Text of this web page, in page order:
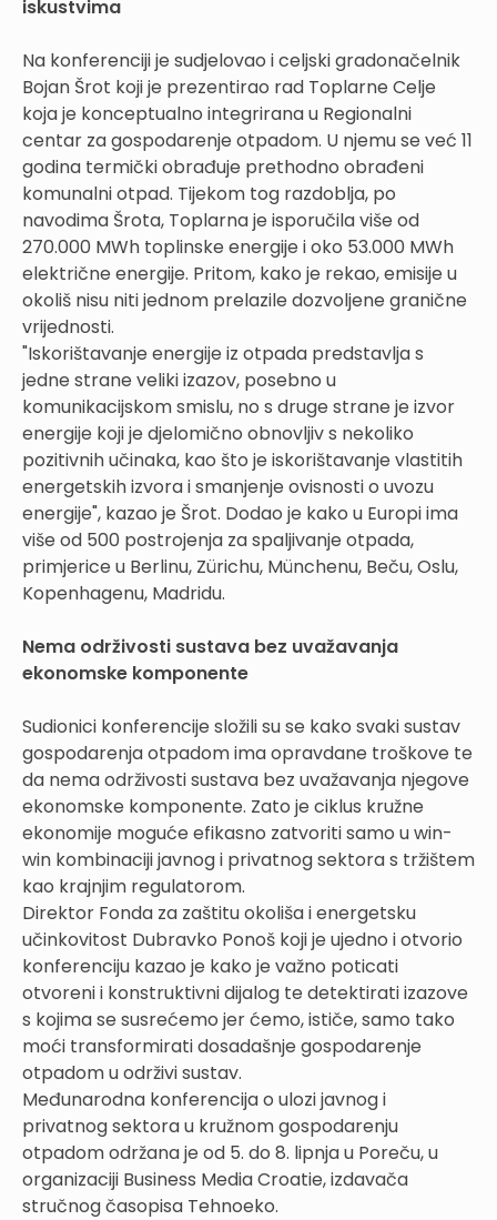
iskustvima
Na konferenciji je sudjelovao i celjski gradonačelnik
Bojan Šrot koji je prezentirao rad Toplarne Celje
koja je konceptualno integrirana u Regionalni
centar za gospodarenje otpadom. U njemu se već 11
godina termički obrađuje prethodno obrađeni
komunalni otpad. Tijekom tog razdoblja, po
navodima Šrota, Toplarna je isporučila više od
270.000 MWh toplinske energije i oko 53.000 MWh
električne energije. Pritom, kako je rekao, emisije u
okoliš nisu niti jednom prelazile dozvoljene granične
vrijednosti.
"Iskorištavanje energije iz otpada predstavlja s
jedne strane veliki izazov, posebno u
komunikacijskom smislu, no s druge strane je izvor
energije koji je djelomično obnovljiv s nekoliko
pozitivnih učinaka, kao što je iskorištavanje vlastitih
energetskih izvora i smanjenje ovisnosti o uvozu
energije", kazao je Šrot. Dodao je kako u Europi ima
više od 500 postrojenja za spaljivanje otpada,
primjerice u Berlinu, Zürichu, Münchenu, Beču, Oslu,
Kopenhagenu, Madridu.
Nema održivosti sustava bez uvažavanja
ekonomske komponente
Sudionici konferencije složili su se kako svaki sustav
gospodarenja otpadom ima opravdane troškove te
da nema održivosti sustava bez uvažavanja njegove
ekonomske komponente. Zato je ciklus kružne
ekonomije moguće efikasno zatvoriti samo u win-
win kombinaciji javnog i privatnog sektora s tržištem
kao krajnjim regulatorom.
Direktor Fonda za zaštitu okoliša i energetsku
učinkovitost Dubravko Ponoš koji je ujedno i otvorio
konferenciju kazao je kako je važno poticati
otvoreni i konstruktivni dijalog te detektirati izazove
s kojima se susrećemo jer ćemo, ističe, samo tako
moći transformirati dosadašnje gospodarenje
otpadom u održivi sustav.
Međunarodna konferencija o ulozi javnog i
privatnog sektora u kružnom gospodarenju
otpadom održana je od 5. do 8. lipnja u Poreču, u
organizaciji Business Media Croatie, izdavača
stručnog časopisa Tehnoeko.